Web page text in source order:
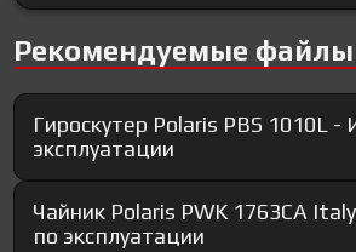
Рекомендуемые файлы
Гироскутер Polaris PBS 1010L -
эксплуатации
Чайник Polaris PWK 1763CA
по эксплуатации